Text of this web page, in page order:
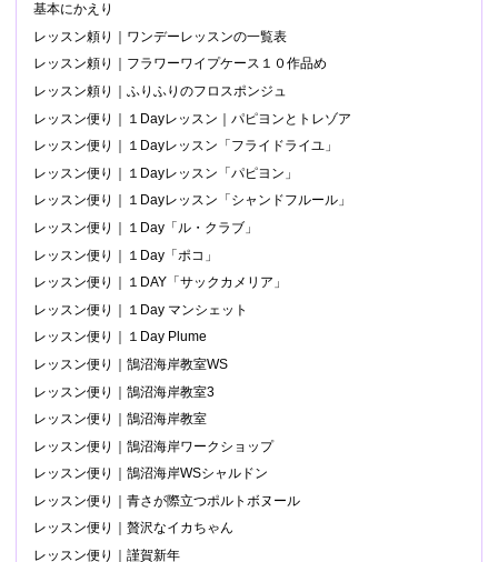
基本にかえり
レッスン頼り｜ワンデーレッスンの一覧表
レッスン頼り｜フラワーワイプケース１０作品め
レッスン頼り｜ふりふりのフロスポンジュ
レッスン便り｜１Dayレッスン｜パピヨンとトレゾア
レッスン便り｜１Dayレッスン「フライドライユ」
レッスン便り｜１Dayレッスン「パピヨン」
レッスン便り｜１Dayレッスン「シャンドフルール」
レッスン便り｜１Day「ル・クラブ」
レッスン便り｜１Day「ポコ」
レッスン便り｜１DAY「サックカメリア」
レッスン便り｜１Day マンシェット
レッスン便り｜１Day Plume
レッスン便り｜鵠沼海岸教室WS
レッスン便り｜鵠沼海岸教室3
レッスン便り｜鵠沼海岸教室
レッスン便り｜鵠沼海岸ワークショップ
レッスン便り｜鵠沼海岸WSシャルドン
レッスン便り｜青さが際立つポルトボヌール
レッスン便り｜贅沢なイカちゃん
レッスン便り｜謹賀新年